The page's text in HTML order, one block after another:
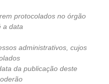
protocolados no órgão
a data
administrativos, cujos
da publicação deste